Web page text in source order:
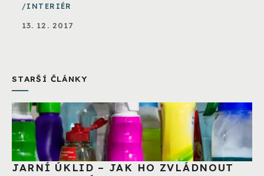
INTERIÉR
13. 12. 2017
STARŠÍ ČLÁNKY
JARNÍ ÚKLID – JAK HO ZVLÁDNOUT